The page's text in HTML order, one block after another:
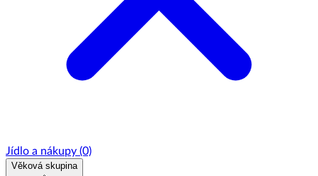
Jídlo a nákupy (0)
Věková skupina